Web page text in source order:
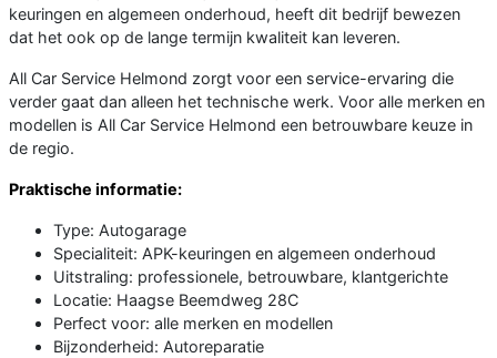
keuringen en algemeen onderhoud, heeft dit bedrijf bewezen
dat het ook op de lange termijn kwaliteit kan leveren.
All Car Service Helmond zorgt voor een service-ervaring die
verder gaat dan alleen het technische werk. Voor alle merken en
modellen is All Car Service Helmond een betrouwbare keuze in
de regio.
Praktische informatie:
Type: Autogarage
Specialiteit: APK-keuringen en algemeen onderhoud
Uitstraling: professionele, betrouwbare, klantgerichte
Locatie: Haagse Beemdweg 28C
Perfect voor: alle merken en modellen
Bijzonderheid: Autoreparatie